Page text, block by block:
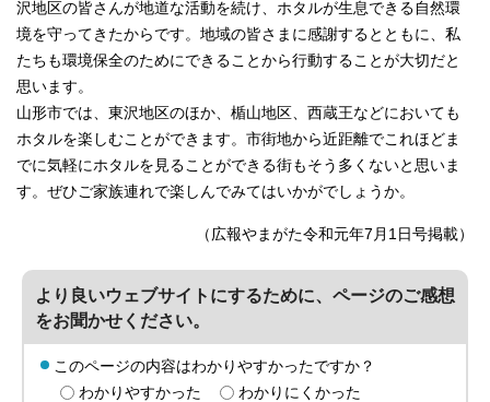
沢地区の皆さんが地道な活動を続け、ホタルが生息できる自然環
境を守ってきたからです。地域の皆さまに感謝するとともに、私
たちも環境保全のためにできることから行動することが大切だと
思います。
山形市では、東沢地区のほか、楯山地区、西蔵王などにおいても
ホタルを楽しむことができます。市街地から近距離でこれほどま
でに気軽にホタルを見ることができる街もそう多くないと思いま
す。ぜひご家族連れで楽しんでみてはいかがでしょうか。
（広報やまがた令和元年7月1日号掲載）
より良いウェブサイトにするために、ページのご感想
をお聞かせください。
このページの内容はわかりやすかったですか？
わかりやすかった
わかりにくかった